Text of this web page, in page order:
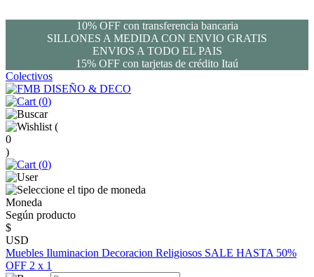
10% OFF con transferencia bancaria
SILLONES A MEDIDA CON ENVIO GRATIS
ENVIOS A TODO EL PAIS
15% OFF con tarjetas de crédito Itaú
Colectivos
(0)
(
0
)
(0)
Moneda
Según producto
$
USD
Muebles Iluminacion Decoracion Religiosos SALE HASTA 50%
OFF 2 x 1